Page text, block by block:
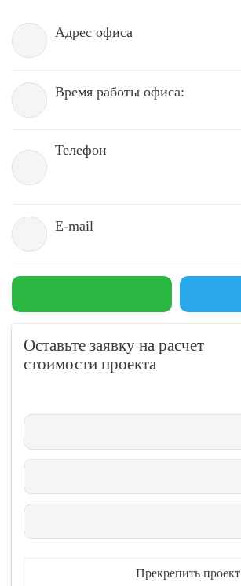
Адрес офиса
Время работы офиса:
Телефон
E-mail
Оставьте заявку на расчет
стоимости проекта
Прекрепить проект